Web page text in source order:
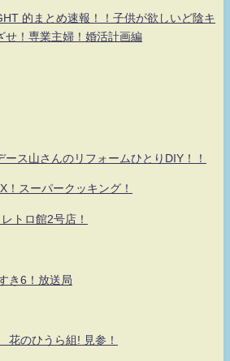
的まとめ速報！！子供が欲しいど陰キ
せ！専業主婦！婚活計画編
ース山さんのリフォームひとりDIY！！
！スーパークッキング！
トロ館2号店！
き6！放送局
のひうら組! 見参！